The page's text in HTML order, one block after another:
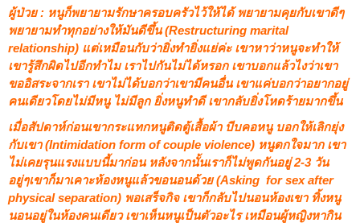
ผู้ป่วย : หนูก็พยายามรักษาครอบครัวไว้ให้ได้ พยายามคุยกับเขาดีๆ
พยายามทำทุกอย่างให้มันดีขึ้น (Restructuring marital
relationship) แต่เหมือนกับว่ายิ่งทำยิ่งแย่ค่ะ เขาหาว่าหนูจะทำให้
เขารู้สึกผิดไปอีกทำไม เราไปกันไม่ได้หรอก เขาบอกแล้วไงว่าเขา
ขออิสระจากเรา เขาไม่ได้บอกว่าเขามีคนอื่น เขาแค่บอกว่าอยากอยู่
คนเดียวโดยไม่มีหนู ไม่มีลูก ยิ่งหนูทำดี เขากลับยิ่งโหดร้ายมากขึ้น
เมื่อสัปดาห์ก่อนเขากระแทกหนูติดตู้เสื้อผ้า บีบคอหนู บอกให้เลิกยุ่ง
กับเขา (Intimidation form of couple violence) หนูตกใจมาก เขา
ไม่เคยรุนแรงแบบนี้มาก่อน หลังจากนั้นเราก็ไม่พูดกันอยู่ 2-3 วัน
อยู่ๆเขาก็มาเคาะห้องหนูแล้วขอนอนด้วย (Asking for sex after
physical separation) พอเสร็จกิจ เขาก็กลับไปนอนห้องเขา ทิ้งหนู
นอนอยู่ในห้องคนเดียว เขาเห็นหนูเป็นตัวอะไร เหมือนผู้หญิงหากิน